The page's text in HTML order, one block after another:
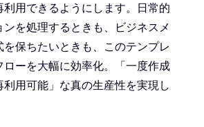
用できるようにします。日常的
を処理するときも、ビジネスメ
保ちたいときも、このテンプレ
ローを大幅に効率化。「一度作成
用可能」な真の生産性を実現し